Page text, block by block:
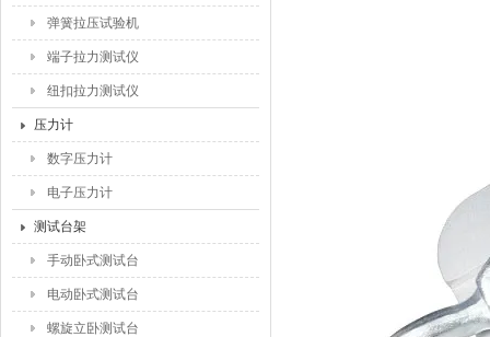
弹簧拉压试验机
端子拉力测试仪
纽扣拉力测试仪
压力计
数字压力计
电子压力计
测试台架
手动卧式测试台
电动卧式测试台
螺旋立卧测试台